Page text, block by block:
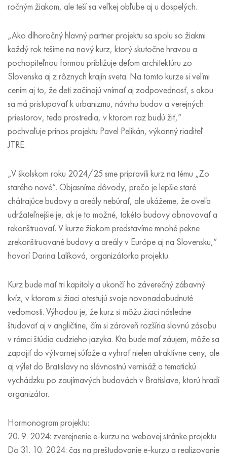
ročným žiakom, ale teší sa veľkej obľube aj u dospelých.
„Ako dlhoročný hlavný partner projektu sa spolu so žiakmi
každý rok tešíme na nový kurz, ktorý skutočne hravou a
pochopiteľnou formou približuje deťom architektúru zo
Slovenska aj z rôznych krajín sveta. Na tomto kurze si veľmi
cením aj to, že deti začínajú vnímať aj zodpovednosť, s akou
sa má pristupovať k urbanizmu, návrhu budov a verejných
priestorov, teda prostredia, v ktorom raz budú žiť,“
pochvaľuje prínos projektu Pavel Pelikán, výkonný riaditeľ
JTRE.
„V školskom roku 2024/25 sme pripravili kurz na tému „Zo
starého nové“. Objasníme dôvody, prečo je lepšie staré
chátrajúce budovy a areály nebúrať, ale ukážeme, že oveľa
udržateľnejšie je, ak je to možné, takéto budovy obnovovať a
rekonštruovať. V kurze žiakom predstavíme mnohé pekne
zrekonštruované budovy a areály v Európe aj na Slovensku,“
hovorí Darina Lalíková, organizátorka projektu.
Kurz bude mať tri kapitoly a ukončí ho záverečný zábavný
kvíz, v ktorom si žiaci otestujú svoje novonadobudnuté
vedomosti. Výhodou je, že kurz si môžu žiaci následne
študovať aj v angličtine, čím si zároveň rozšíria slovnú zásobu
v rámci štúdia cudzieho jazyka. Kto bude mať záujem, môže sa
zapojiť do výtvarnej súťaže a vyhrať nielen atraktívne ceny, ale
aj výlet do Bratislavy na slávnostnú vernisáž a tematickú
vychádzku po zaujímavých budovách v Bratislave, ktorú hradí
organizátor.
Harmonogram projektu:
20. 9. 2024: zverejnenie e-kurzu na webovej stránke projektu
Do 31. 10. 2024: čas na preštudovanie e-kurzu a realizovanie